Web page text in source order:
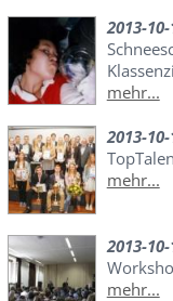
2013-
mehr...
2013-
mehr...
2013-
mehr...